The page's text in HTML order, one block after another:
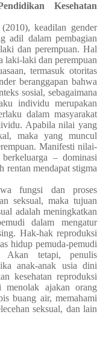
Kesehatan
keadilan gender
adil dalam pembagian
dan perempuan. Hal
laki-laki dan perempuan
termasuk otoritas
beranggapan bahwa
sosial, sebagaimana
individu merupakan
dalam masyarakat
Apabila nilai yang
maka yang muncul
Manifesti nilai-
– dominasi
rentan mendapat stigma
fungsi dan proses
seksual, maka tujuan
adalah meningkatkan
dalam mengatur
Hak-hak reproduksi
hidup pemuda-pemudi
Akan tetapi, penulis
anak-anak usia dini
kesehatan reproduksi
menolak ajakan orang
buang air, memahami
seksual, dan lain